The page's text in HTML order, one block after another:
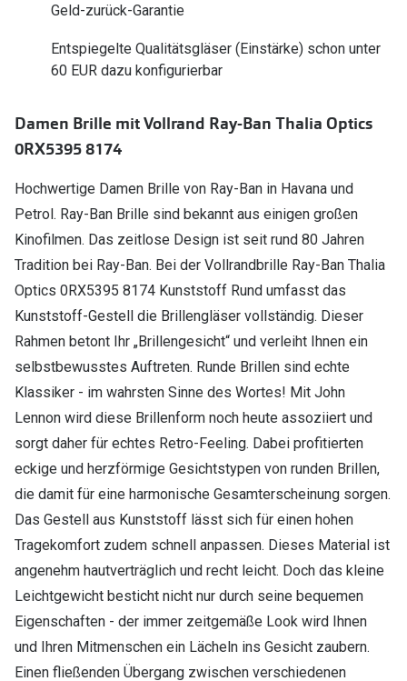
Zubehör
Brillenetuis
Brillenkettchen
Geld-zurück-Garantie
Entspiegelte Qualitätsgläser (Einstärke) schon unter
60 EUR dazu konfigurierbar
Damen Brille mit Vollrand Ray-Ban Thalia Optics
0RX5395 8174
Hochwertige Damen Brille von Ray-Ban in Havana und
Petrol. Ray-Ban Brille sind bekannt aus einigen großen
Kinofilmen. Das zeitlose Design ist seit rund 80 Jahren
Tradition bei Ray-Ban. Bei der Vollrandbrille Ray-Ban Thalia
Optics 0RX5395 8174 Kunststoff Rund umfasst das
Kunststoff-Gestell die Brillengläser vollständig. Dieser
Rahmen betont Ihr „Brillengesicht“ und verleiht Ihnen ein
selbstbewusstes Auftreten. Runde Brillen sind echte
Klassiker - im wahrsten Sinne des Wortes! Mit John
Lennon wird diese Brillenform noch heute assoziiert und
sorgt daher für echtes Retro-Feeling. Dabei profitierten
eckige und herzförmige Gesichtstypen von runden Brillen,
die damit für eine harmonische Gesamterscheinung sorgen.
Das Gestell aus Kunststoff lässt sich für einen hohen
Tragekomfort zudem schnell anpassen. Dieses Material ist
angenehm hautverträglich und recht leicht. Doch das kleine
Leichtgewicht besticht nicht nur durch seine bequemen
Eigenschaften - der immer zeitgemäße Look wird Ihnen
und Ihren Mitmenschen ein Lächeln ins Gesicht zaubern.
Einen fließenden Übergang zwischen verschiedenen